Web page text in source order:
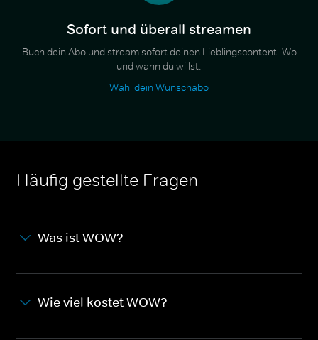
Sofort und überall streamen
Buch dein Abo und stream sofort deinen Lieblingscontent. Wo
und wann du willst.
Wähl dein Wunschabo
Häufig gestellte Fragen
Was ist WOW?
Wie viel kostet WOW?